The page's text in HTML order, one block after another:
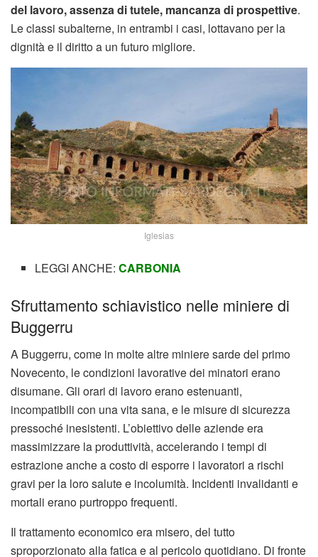
del lavoro, assenza di tutele, mancanza di prospettive.
Le classi subalterne, in entrambi i casi, lottavano per la
dignità e il diritto a un futuro migliore.
Iglesias
LEGGI ANCHE:CARBONIA
Sfruttamento schiavistico nelle miniere di
Buggerru
A Buggerru, come in molte altre miniere sarde del primo
Novecento, le condizioni lavorative dei minatori erano
disumane. Gli orari di lavoro erano estenuanti,
incompatibili con una vita sana, e le misure di sicurezza
pressoché inesistenti. L’obiettivo delle aziende era
massimizzare la produttività, accelerando i tempi di
estrazione anche a costo di esporre i lavoratori a rischi
gravi per la loro salute e incolumità. Incidenti invalidanti e
mortali erano purtroppo frequenti.
Il trattamento economico era misero, del tutto
sproporzionato alla fatica e al pericolo quotidiano. Di fronte